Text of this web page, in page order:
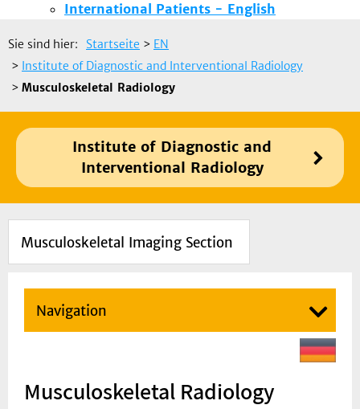
International Patients - English
Sie sind hier: Startseite > EN
> Institute of Diagnostic and Interventional Radiology
> Musculoskeletal Radiology
Institute of Diagnostic and
Interventional Radiology
Musculoskeletal Imaging Section
Navigation
Musculoskeletal Radiology